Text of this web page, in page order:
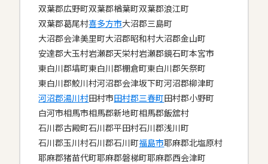
双葉郡広野町双葉郡楢葉町双葉郡浪江町
双葉郡葛尾村喜多方市大沼郡三島町
大沼郡会津美里町大沼郡昭和村大沼郡金山町
安達郡大玉村岩瀬郡天栄村岩瀬郡鏡石町本宮市
東白川郡塙町東白川郡棚倉町東白川郡矢祭町
東白川郡鮫川村河沼郡会津坂下町河沼郡柳津町
河沼郡湯川村田村市田村郡三春町田村郡小野町
白河市相馬市相馬郡新地町相馬郡飯舘村
石川郡古殿町石川郡平田村石川郡浅川町
石川郡玉川村石川郡石川町福島市耶麻郡北塩原村
耶麻郡猪苗代町耶麻郡磐梯町耶麻郡西会津町